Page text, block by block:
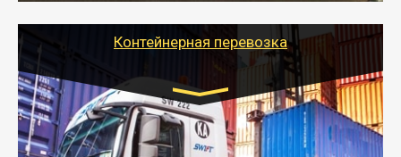
Контейнерная перевозка
Цена за км. Рассчитывается
индивидуально